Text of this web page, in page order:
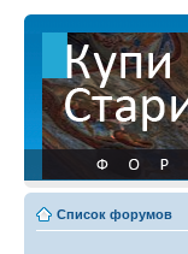
Список форумов